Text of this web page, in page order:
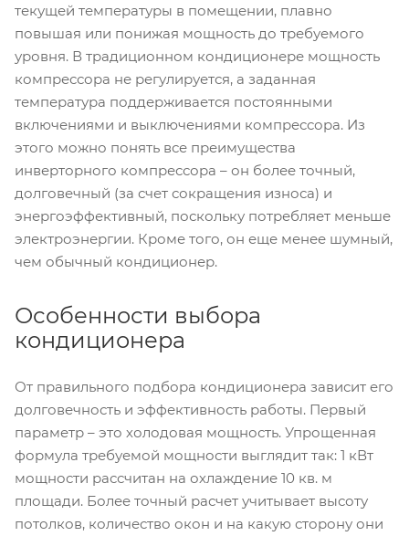
текущей температуры в помещении, плавно
повышая или понижая мощность до требуемого
уровня. В традиционном кондиционере мощность
компрессора не регулируется, а заданная
температура поддерживается постоянными
включениями и выключениями компрессора. Из
этого можно понять все преимущества
инверторного компрессора – он более точный,
долговечный (за счет сокращения износа) и
энергоэффективный, поскольку потребляет меньше
электроэнергии. Кроме того, он еще менее шумный,
чем обычный кондиционер.
Особенности выбора
кондиционера
От правильного подбора кондиционера зависит его
долговечность и эффективность работы. Первый
параметр – это холодовая мощность. Упрощенная
формула требуемой мощности выглядит так: 1 кВт
мощности рассчитан на охлаждение 10 кв. м
площади. Более точный расчет учитывает высоту
потолков, количество окон и на какую сторону они